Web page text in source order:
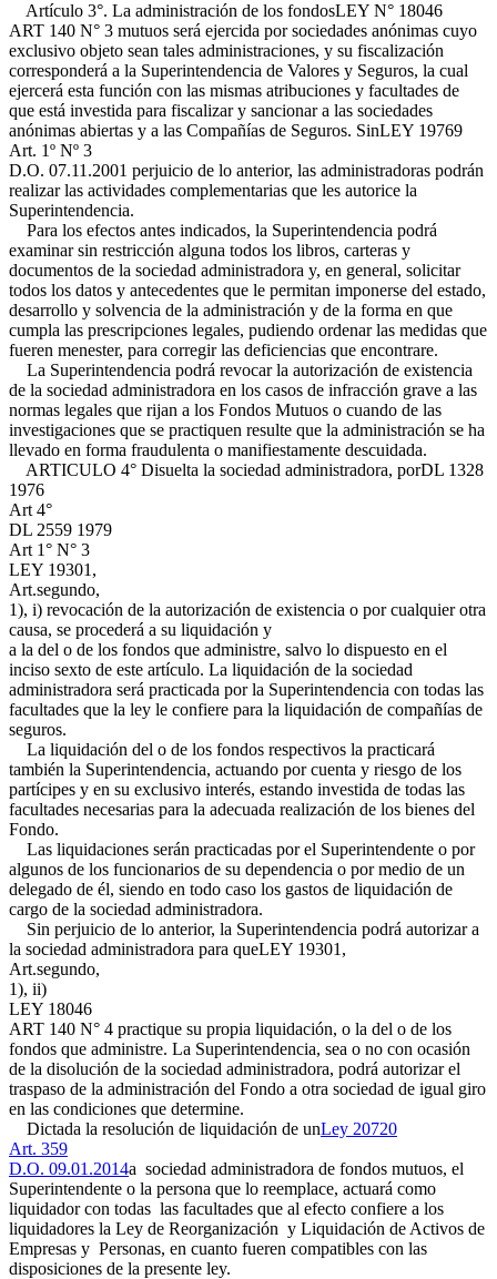
Artículo 3°. La administración de los fondosLEY N° 18046
ART 140 N° 3 mutuos será ejercida por sociedades anónimas cuyo
exclusivo objeto sean tales administraciones, y su fiscalización
corresponderá a la Superintendencia de Valores y Seguros, la cual
ejercerá esta función con las mismas atribuciones y facultades de
que está investida para fiscalizar y sancionar a las sociedades
anónimas abiertas y a las Compañías de Seguros. SinLEY 19769
Art. 1º Nº 3
D.O. 07.11.2001 perjuicio de lo anterior, las administradoras podrán
realizar las actividades complementarias que les autorice la
Superintendencia.
Para los efectos antes indicados, la Superintendencia podrá
examinar sin restricción alguna todos los libros, carteras y
documentos de la sociedad administradora y, en general, solicitar
todos los datos y antecedentes que le permitan imponerse del estado,
desarrollo y solvencia de la administración y de la forma en que
cumpla las prescripciones legales, pudiendo ordenar las medidas que
fueren menester, para corregir las deficiencias que encontrare.
La Superintendencia podrá revocar la autorización de existencia
de la sociedad administradora en los casos de infracción grave a las
normas legales que rijan a los Fondos Mutuos o cuando de las
investigaciones que se practiquen resulte que la administración se ha
llevado en forma fraudulenta o manifiestamente descuidada.
ARTICULO 4° Disuelta la sociedad administradora, porDL 1328
1976
Art 4°
DL 2559 1979
Art 1° N° 3
LEY 19301,
Art.segundo,
1), i) revocación de la autorización de existencia o por cualquier otra
causa, se procederá a su liquidación y
a la del o de los fondos que administre, salvo lo dispuesto en el
inciso sexto de este artículo. La liquidación de la sociedad
administradora será practicada por la Superintendencia con todas las
facultades que la ley le confiere para la liquidación de compañías de
seguros.
La liquidación del o de los fondos respectivos la practicará
también la Superintendencia, actuando por cuenta y riesgo de los
partícipes y en su exclusivo interés, estando investida de todas las
facultades necesarias para la adecuada realización de los bienes del
Fondo.
Las liquidaciones serán practicadas por el Superintendente o por
algunos de los funcionarios de su dependencia o por medio de un
delegado de él, siendo en todo caso los gastos de liquidación de
cargo de la sociedad administradora.
Sin perjuicio de lo anterior, la Superintendencia podrá autorizar a
la sociedad administradora para queLEY 19301,
Art.segundo,
1), ii)
LEY 18046
ART 140 N° 4 practique su propia liquidación, o la del o de los
fondos que administre. La Superintendencia, sea o no con ocasión
de la disolución de la sociedad administradora, podrá autorizar el
traspaso de la administración del Fondo a otra sociedad de igual giro
en las condiciones que determine.
Dictada la resolución de liquidación de unLey 20720
Art. 359
D.O. 09.01.2014a sociedad administradora de fondos mutuos, el
Superintendente o la persona que lo reemplace, actuará como
liquidador con todas las facultades que al efecto confiere a los
liquidadores la Ley de Reorganización y Liquidación de Activos de
Empresas y Personas, en cuanto fueren compatibles con las
disposiciones de la presente ley.